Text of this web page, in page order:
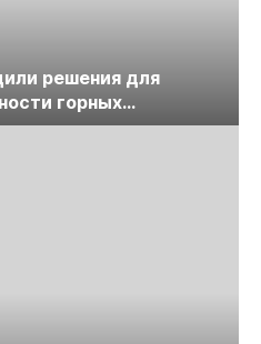
решения для
горных